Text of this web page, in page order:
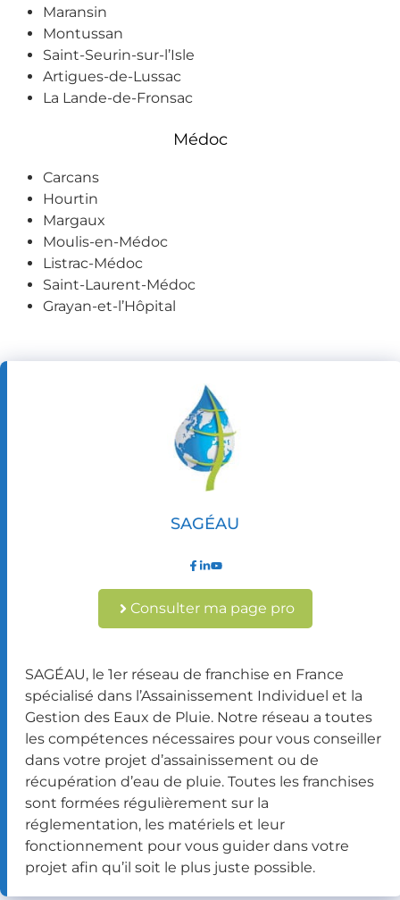
Maransin
Montussan
Saint-Seurin-sur-l’Isle
Artigues-de-Lussac
La Lande-de-Fronsac
Médoc
Carcans
Hourtin
Margaux
Moulis-en-Médoc
Listrac-Médoc
Saint-Laurent-Médoc
Grayan-et-l’Hôpital
SAGÉAU
Consulter ma page pro
SAGÉAU, le 1er réseau de franchise en France
spécialisé dans l’Assainissement Individuel et la
Gestion des Eaux de Pluie. Notre réseau a toutes
les compétences nécessaires pour vous conseiller
dans votre projet d’assainissement ou de
récupération d’eau de pluie. Toutes les franchises
sont formées régulièrement sur la
réglementation, les matériels et leur
fonctionnement pour vous guider dans votre
projet afin qu’il soit le plus juste possible.